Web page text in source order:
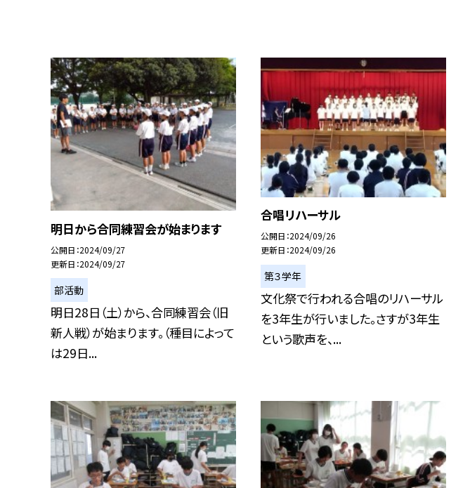
明日から合同練習会が始まります
公開日 2024/09/27
更新日 2024/09/27
部活動
明日28日（土）から、合同練習会（旧
新人戦）が始まります。（種目によって
は29日...
合唱リハーサル
公開日 2024/09/26
更新日 2024/09/26
第３学年
文化祭で行われる合唱のリハーサル
を3年生が行いました。さすが3年生
という歌声を、...